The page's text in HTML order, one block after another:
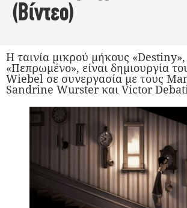
(Βίντεο)
Η ταινία μικρού μήκους
«Πεπρωμένο», είναι δημιουργία
Wiebel σε συνεργασία με τους
Sandrine Wurster και Victor